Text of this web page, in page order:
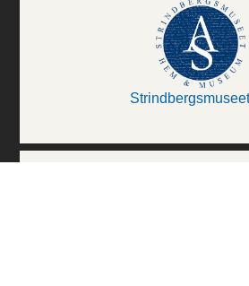
Strindbergsmuseet